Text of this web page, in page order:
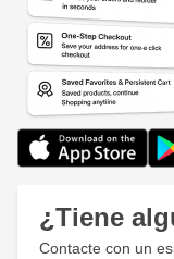
¿Tiene
Contacte con un